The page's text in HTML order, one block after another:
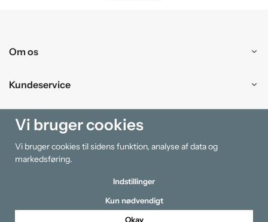
Om os
Kundeservice
Handle ind
Information
Vi bruger cookies
Vi bruger cookies til sidens funktion, analyse af data og
markedsføring.
Indstillinger
Kun nødvendigt
Okay